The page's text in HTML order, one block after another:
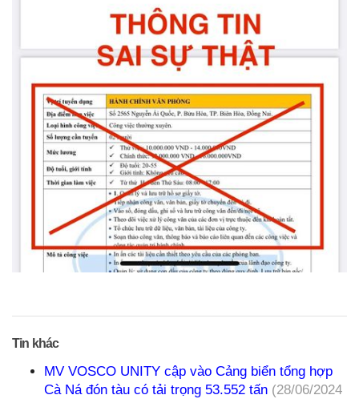
Tin khác
MV VOSCO UNITY cập vào Cảng biển tổng hợp
Cà Ná đón tàu có tải trọng 53.552 tấn (28/06/2024